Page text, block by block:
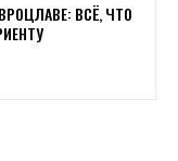
ВСЁ, ЧТО